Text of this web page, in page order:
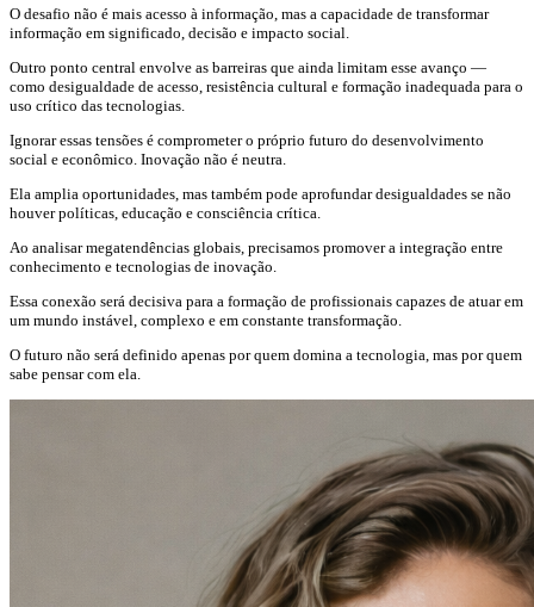
O desafio não é mais acesso à informação, mas a capacidade de transformar
informação em significado, decisão e impacto social.
Outro ponto central envolve as barreiras que ainda limitam esse avanço —
como desigualdade de acesso, resistência cultural e formação inadequada para o
uso crítico das tecnologias.
Ignorar essas tensões é comprometer o próprio futuro do desenvolvimento
social e econômico. Inovação não é neutra.
Ela amplia oportunidades, mas também pode aprofundar desigualdades se não
houver políticas, educação e consciência crítica.
Ao analisar megatendências globais, precisamos promover a integração entre
conhecimento e tecnologias de inovação.
Essa conexão será decisiva para a formação de profissionais capazes de atuar em
um mundo instável, complexo e em constante transformação.
O futuro não será definido apenas por quem domina a tecnologia, mas por quem
sabe pensar com ela.